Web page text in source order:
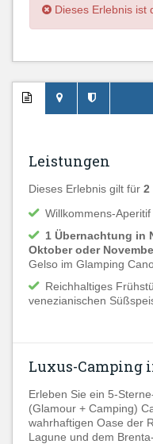
Dieses Erlebnis ist
Leistungen
Dieses Erlebnis gilt für 2
Willkommens-Aperitif
1 Übernachtung in
Oktober oder
Gelso im Glamping
Reichhaltiges
venezianischen
Luxus-Camping
Erleben Sie ein 5-
(Glamour + Camping)
wahrhaftigen Oase der
Lagune und dem